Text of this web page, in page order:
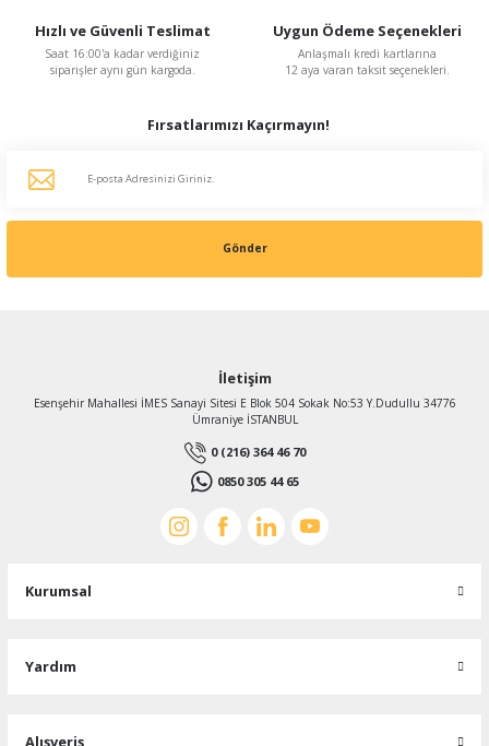
Atmaca Fan
GETA 450 mm çapında 4 Kanatlı Aksiyal Fan Pervanesi (14-19-24 mm göbek çaplı)
KDV Dahildir
Hızlı ve Güvenli Teslimat
Saat 16:00'a kadar verdiğiniz
siparişler aynı gün kargoda.
Uygun Ödeme Seçenekleri
Anlaşmalı kredi kartlarına
12 aya varan taksit seçenekleri.
Fırsatlarımızı Kaçırmayın!
Gönder
İletişim
Esenşehir Mahallesi İMES Sanayi Sitesi E Blok 504 Sokak No:53 Y.Dudullu 34776
Ümraniye İSTANBUL
0 (216) 364 46 70
0850 305 44 65
Kurumsal
Yardım
Alışveriş